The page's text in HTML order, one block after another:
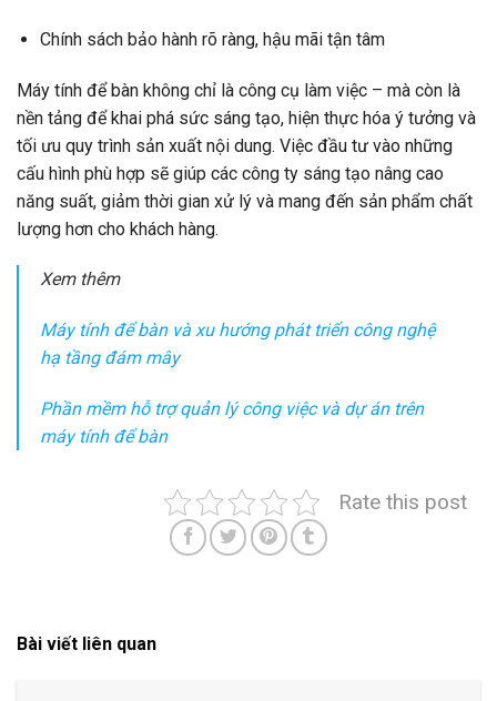
Chính sách bảo hành rõ ràng, hậu mãi tận tâm
Máy tính để bàn không chỉ là công cụ làm việc – mà còn là
nền tảng để khai phá sức sáng tạo, hiện thực hóa ý tưởng và
tối ưu quy trình sản xuất nội dung. Việc đầu tư vào những
cấu hình phù hợp sẽ giúp các công ty sáng tạo nâng cao
năng suất, giảm thời gian xử lý và mang đến sản phẩm chất
lượng hơn cho khách hàng.
Xem thêm
Máy tính để bàn và xu hướng phát triển công nghệ
hạ tầng đám mây
Phần mềm hỗ trợ quản lý công việc và dự án trên
máy tính để bàn
Rate this post
Bài viết liên quan